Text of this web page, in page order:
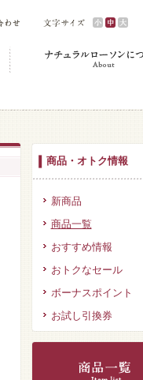
商品・オトク情報
新商品
商品一覧
おすすめ情報
おトクなセール
ボーナスポイント
お試し引換券